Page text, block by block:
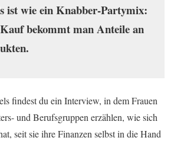
ist wie ein Knabber-Partymix:
bekommt man Anteile an
findest du ein Interview, in dem Frauen
und Berufsgruppen erzählen, wie sich
seit sie ihre Finanzen selbst in die Hand